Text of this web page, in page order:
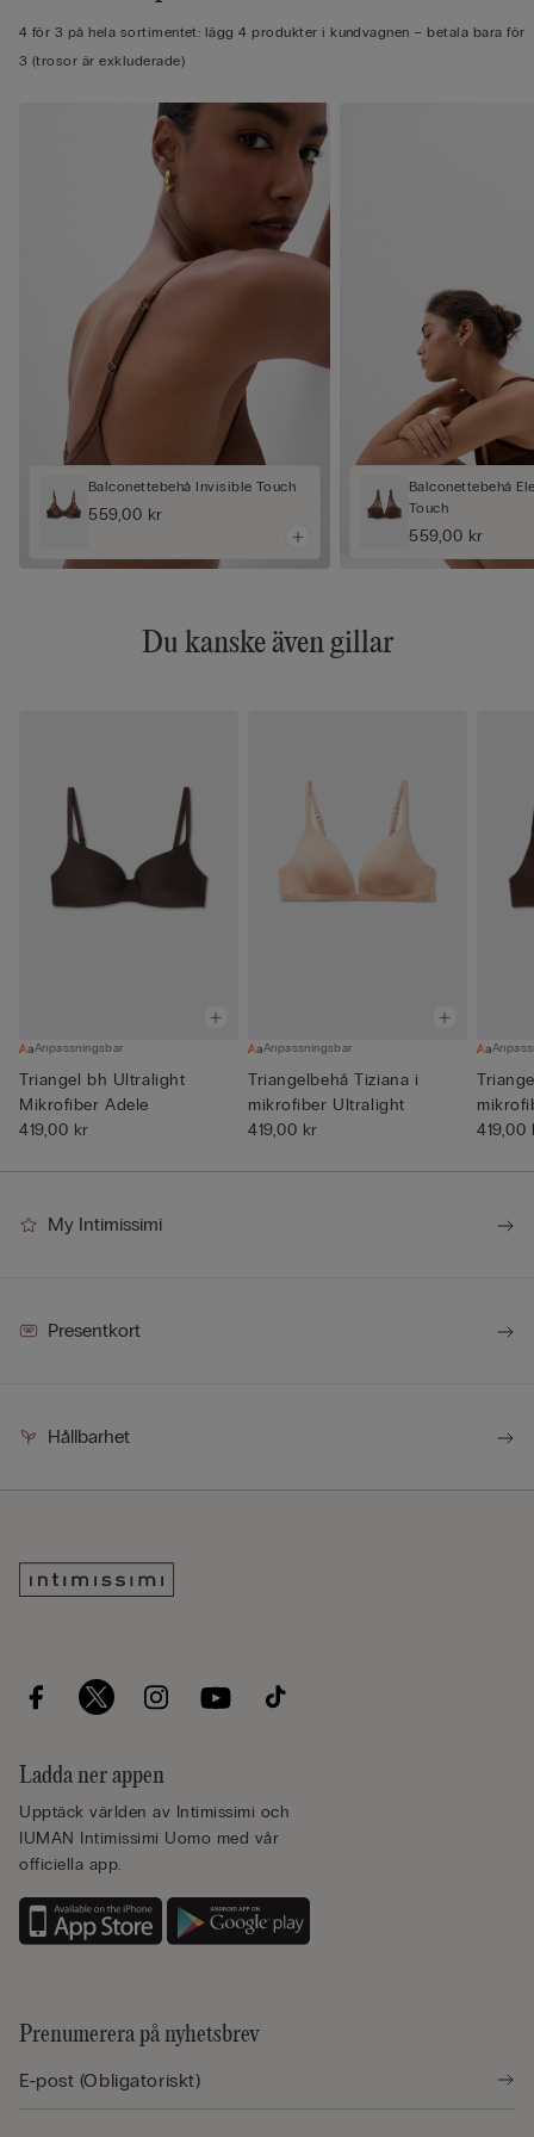
4 för 3 på hela sortimentet: lägg 4 produkter i kundvagnen – betala bara för
3 (trosor är exkluderade)
Balconettebehå Invisible Touch
559,00 kr
Balconettebehå
Touch
559,00 kr
Du kanske även gillar
Anpassningsbar
Triangel bh Ultralight
Mikrofiber Adele
419,00 kr
Anpassningsbar
Triangelbehå Tiziana i
mikrofiber Ultralight
419,00 kr
419,00
My Intimissimi
Presentkort
Hållbarhet
Ladda ner appen
Upptäck världen av Intimissimi och
IUMAN Intimissimi Uomo med vår
officiella app.
Prenumerera på nyhetsbrev